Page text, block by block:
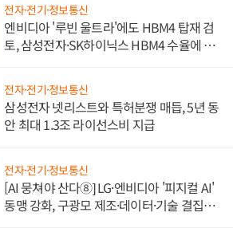
전자·전기·정보통신
엔비디아 '루빈 울트라'에도 HBM4 탑재 검
토, 삼성전자·SK하이닉스 HBM4 수율에 주
전자·전기·정보통신
삼성전자 넷리스트와 특허분쟁 매듭, 5년 동
안 최대 1.3조 라이선스비 지급
전자·전기·정보통신
[AI 뭉쳐야 산다⑧] LG·엔비디아 '피지컬 AI'
동맹 강화, 구광모 제조·데이터·기술 결집